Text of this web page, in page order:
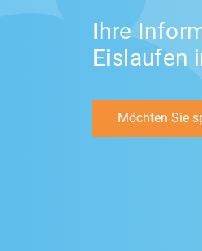
Ihre
Eislaufen
Möchten Sie